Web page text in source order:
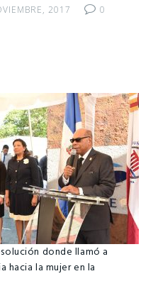
2017 0
donde llamó a
hacia la mujer en la